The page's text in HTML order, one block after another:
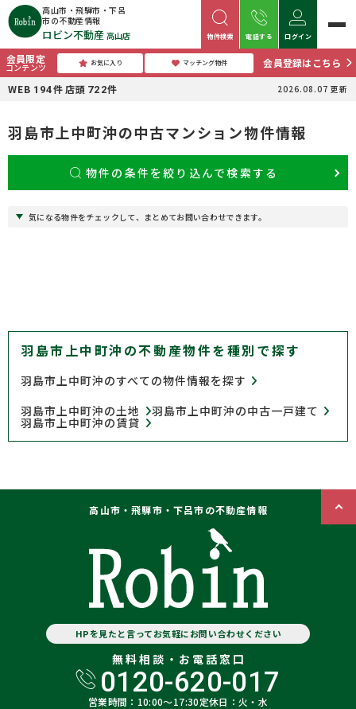
高山市・飛騨市・下呂
市の不動産情報
ロビン不動産 高山店 物件検索 電話する ログイン
会員限定
コンテンツ お気に入り マッチング物件
会員登録はこちら
WEB 194件 店頭 722件 2026.08.07 更新
羽島市上中町沖の中古マンション物件情報
物件の条件を絞り込んで検索する
気になる物件をチェックして、まとめてお問い合わせできます。
羽島市上中町沖の不動産物件を種別で探す
羽島市上中町沖のすべての物件情報を探す
羽島市上中町沖の土地
羽島市上中町沖の中古一戸建て
羽島市上中町沖の賃貸
高山市・飛騨市・下呂市の不動産情報
HPを見たと言ってお気軽にお問い合わせください
無料相談・お電話窓口
0120-620-017
営業時間：10:00〜17:30定休日：火・水